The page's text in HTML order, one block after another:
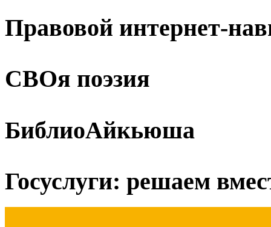
Правовой интернет-
СВОя поэзия
БиблиоАйкьюша
Госуслуги: решаем